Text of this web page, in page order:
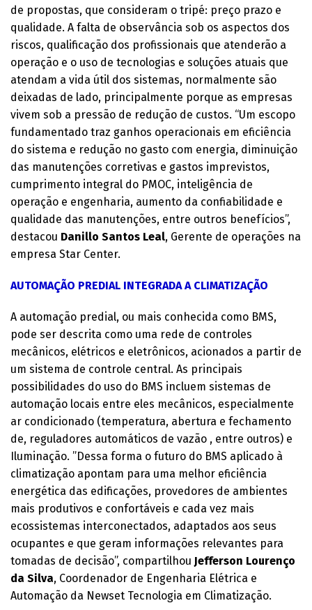
de propostas, que consideram o tripé: preço prazo e
qualidade. A falta de observância sob os aspectos dos
riscos, qualificação dos profissionais que atenderão a
operação e o uso de tecnologias e soluções atuais que
atendam a vida útil dos sistemas, normalmente são
deixadas de lado, principalmente porque as empresas
vivem sob a pressão de redução de custos. “Um escopo
fundamentado traz ganhos operacionais em eficiência
do sistema e redução no gasto com energia, diminuição
das manutenções corretivas e gastos imprevistos,
cumprimento integral do PMOC, inteligência de
operação e engenharia, aumento da confiabilidade e
qualidade das manutenções, entre outros benefícios”,
destacou Danillo Santos Leal, Gerente de operações na
empresa Star Center.
AUTOMAÇÃO PREDIAL INTEGRADA A CLIMATIZAÇÃO
A automação predial, ou mais conhecida como BMS,
pode ser descrita como uma rede de controles
mecânicos, elétricos e eletrônicos, acionados a partir de
um sistema de controle central. As principais
possibilidades do uso do BMS incluem sistemas de
automação locais entre eles mecânicos, especialmente
ar condicionado (temperatura, abertura e fechamento
de, reguladores automáticos de vazão , entre outros) e
Iluminação. ”Dessa forma o futuro do BMS aplicado à
climatização apontam para uma melhor eficiência
energética das edificações, provedores de ambientes
mais produtivos e confortáveis e cada vez mais
ecossistemas interconectados, adaptados aos seus
ocupantes e que geram informações relevantes para
tomadas de decisão”, compartilhou Jefferson Lourenço
da Silva, Coordenador de Engenharia Elétrica e
Automação da Newset Tecnologia em Climatização.